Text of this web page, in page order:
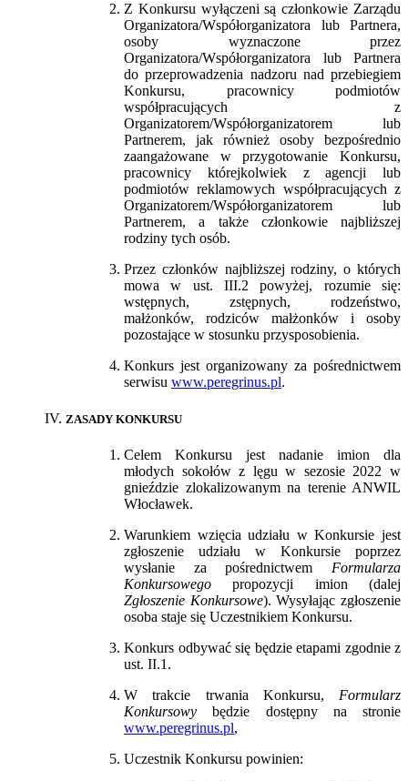
Z Konkursu wyłączeni są członkowie Zarządu
Organizatora/Współorganizatora lub Partnera,
osoby wyznaczone przez
Organizatora/Współorganizatora lub Partnera
do przeprowadzenia nadzoru nad przebiegiem
Konkursu, pracownicy podmiotów
współpracujących z
Organizatorem/Współorganizatorem lub
Partnerem, jak również osoby bezpośrednio
zaangażowane w przygotowanie Konkursu,
pracownicy którejkolwiek z agencji lub
podmiotów reklamowych współpracujących z
Organizatorem/Współorganizatorem lub
Partnerem, a także członkowie najbliższej
rodziny tych osób.
Przez członków najbliższej rodziny, o których
mowa w ust. III.2 powyżej, rozumie się:
wstępnych, zstępnych, rodzeństwo,
małżonków, rodziców małżonków i osoby
pozostające w stosunku przysposobienia.
Konkurs jest organizowany za pośrednictwem
serwisu www.peregrinus.pl.
ZASADY KONKURSU
Celem Konkursu jest nadanie imion dla
młodych sokołów z lęgu w sezosie 2022 w
gnieździe zlokalizowanym na terenie ANWIL
Włocławek.
Warunkiem wzięcia udziału w Konkursie jest
zgłoszenie udziału w Konkursie poprzez
wysłanie za pośrednictwem Formularza
Konkursowego propozycji imion (dalej
Zgłoszenie Konkursowe). Wysyłając zgłoszenie
osoba staje się Uczestnikiem Konkursu.
Konkurs odbywać się będzie etapami zgodnie z
ust. II.1.
W trakcie trwania Konkursu, Formularz
Konkursowy będzie dostępny na stronie
www.peregrinus.pl,
Uczestnik Konkursu powinien: